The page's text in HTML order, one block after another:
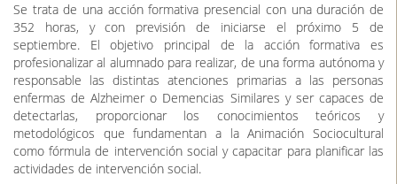
Se trata de una acción formativa presencial con una duración de
352 horas, y con previsión de iniciarse el próximo 5 de
septiembre. El objetivo principal de la acción formativa es
profesionalizar al alumnado para realizar, de una forma autónoma y
responsable las distintas atenciones primarias a las personas
enfermas de Alzheimer o Demencias Similares y ser capaces de
detectarlas, proporcionar los conocimientos teóricos y
metodológicos que fundamentan a la Animación Sociocultural
como fórmula de intervención social y capacitar para planificar las
actividades de intervención social.